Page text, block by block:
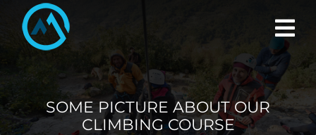
content
SOME PICTURE ABOUT OUR
CLIMBING COURSE